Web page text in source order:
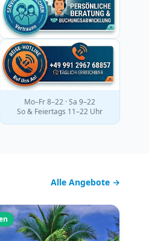
Mo–Fr 8–22 · Sa 9–22
So & Feiertags 11–22 Uhr
Alle Angebote →